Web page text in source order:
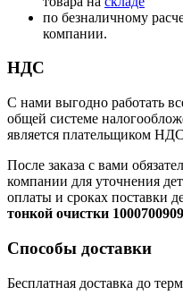
по безналичному
компании.
НДС
С нами выгодно работать
общей системе
является плательщиком
После заказа с вами
компании для уточнения
оплаты и сроках поставки
тонкой очистки
Способы доставки
Бесплатная доставка до